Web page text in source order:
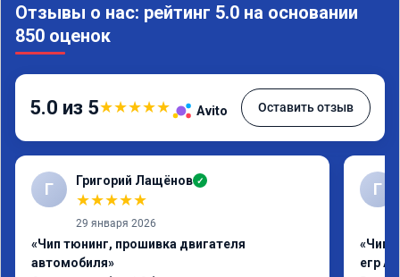
Отзывы о нас: рейтинг 5.0 на основании
850 оценок
5.0 из 5★★★★★ Avito Оставить отзыв
Г Григорий Лащёнов ✓
★★★★★
29 января 2026
«Чип тюнинг, прошивка двигателя
автомобиля»
Г
«Чип
егр